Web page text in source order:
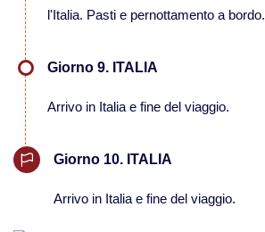
Viaggi in Thailandia
l'Italia. Pasti e pernottamento a bordo.
Giorno 9. ITALIA
Arrivo in Italia e fine del viaggio.
Giorno 10. ITALIA
Arrivo in Italia e fine del viaggio.